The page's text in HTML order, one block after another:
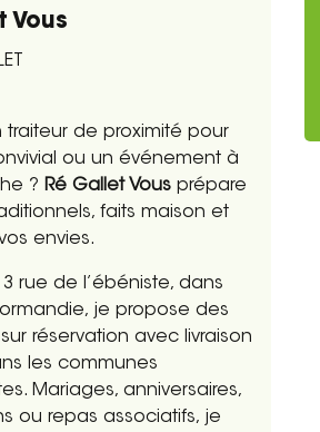
Vous
traiteur de proximité pour
ou un événement à
? Ré Gallet Vous prépare
faits maison et
envies.
rue de l’ébéniste, dans
je propose des
réservation avec livraison
les communes
Mariages, anniversaires,
ou repas associatifs, je